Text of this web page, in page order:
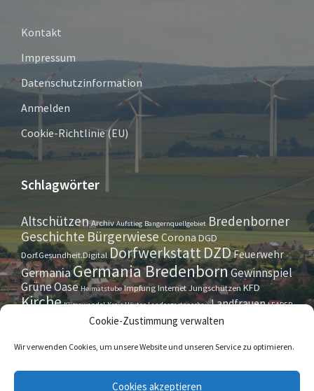
Cookie-Zustimmung verwalten
Wir verwenden Cookies, um unsere Website und unseren Service zu optimieren.
Cookies akzeptieren
Kontakt
Impressum
Datenschutzinformation
Anmelden
Cookie-Richtlinie (EU)
Schlagwörter
AltschützenArchiv Aufstieg Bangernquellgebiet Bredenborner
Geschichte Bürgerwiese CoronaDGD
Dorf.Gesundheit.Digital DorfwerkstattDZDFeuerwehr
GermaniaGermania BredenbornGewinnspiel
Grüne Oase Heimatstube ImpfungInternetJungschützenKFD
Kirche Klimawandel Kreis Höxter Landesgartenschau Landfrauen LEADER
Maurer- u. HandwerkervereinOktoberfest
Straßensperrung Tennis Theatergruppe Tipps & Tricks
www.marienmünster.de